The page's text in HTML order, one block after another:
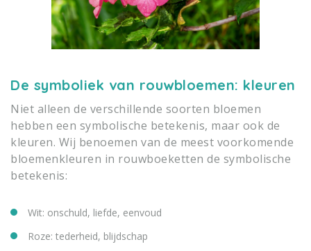
De symboliek van rouwbloemen: kleuren
Niet alleen de verschillende soorten bloemen
hebben een symbolische betekenis, maar ook de
kleuren. Wij benoemen van de meest voorkomende
bloemenkleuren in rouwboeketten de symbolische
betekenis:
Wit: onschuld, liefde, eenvoud
Roze: tederheid, blijdschap